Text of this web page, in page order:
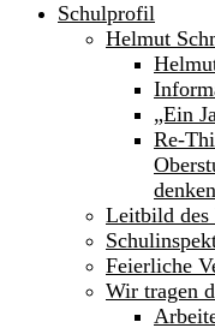
Gymnasium
Schulprofil
Helmut
„Ein
Re-
Leitbild des
Feierliche
Wir tragen